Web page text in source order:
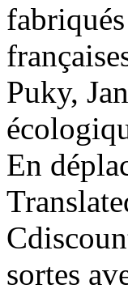
Puky,
En
sortes